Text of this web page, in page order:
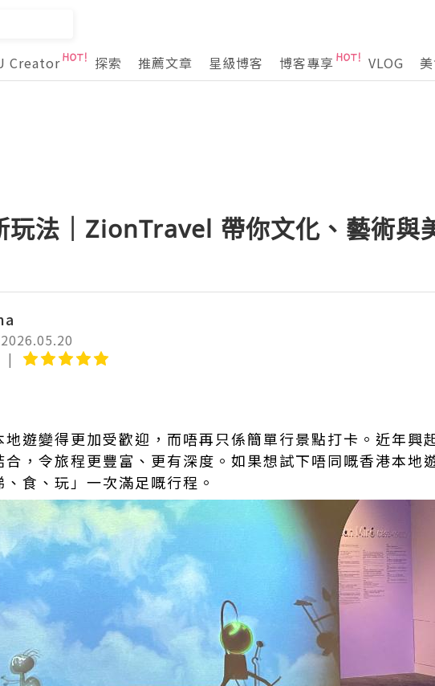
Creator 探索 推薦文章 星級博客 博客專享 VLOG
玩法｜ZionTravel 帶你文化、藝術與
地遊變得更加受歡迎，而唔再只係簡單行景點打卡。近年興
合，令旅程更豐富、更有深度。如果想試下唔同嘅香港本地
食、玩」一次滿足嘅行程。